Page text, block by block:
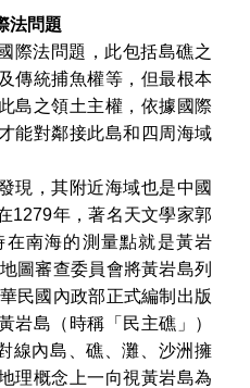
法問題
法問題，此包括島礁之
傳統捕魚權等，但最根本
島之領土主權，依據國際
能對鄰接此島和四周海域
，其附近海域也是中國
1279年，著名天文學家郭
南海的測量點就是黃岩
圖審查委員會將黃岩島列
民國內政部正式編制出版
岩島（時稱「民主礁」）
線內島、礁、灘、沙洲擁
理概念上一向視黃岩島為